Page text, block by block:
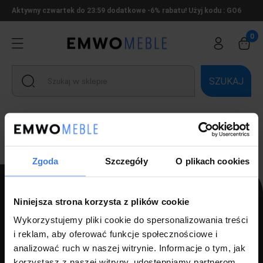
Zgoda Szczegóły O plikach cookies
Niniejsza strona korzysta z plików cookie
Wykorzystujemy pliki cookie do spersonalizowania treści
i reklam, aby oferować funkcje społecznościowe i
analizować ruch w naszej witrynie. Informacje o tym, jak
Aktywny czwartek do 23:59 dodatkowe -6% rabatu! Użyj kodu : GO6
SZUKAJ
Ten produkt jest niedostępny.
PPH LUZ s.c Szlagor Marek Szlagor Wojciech
ul. Kołłątaja 8,
46-203 Kluczbork